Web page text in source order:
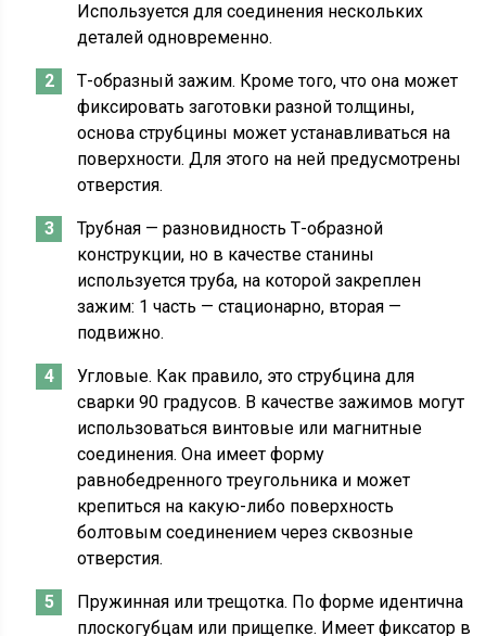
Используется для соединения нескольких
деталей одновременно.
Т-образный зажим. Кроме того, что она может
фиксировать заготовки разной толщины,
основа струбцины может устанавливаться на
поверхности. Для этого на ней предусмотрены
отверстия.
Трубная — разновидность Т-образной
конструкции, но в качестве станины
используется труба, на которой закреплен
зажим: 1 часть — стационарно, вторая —
подвижно.
Угловые. Как правило, это струбцина для
сварки 90 градусов. В качестве зажимов могут
использоваться винтовые или магнитные
соединения. Она имеет форму
равнобедренного треугольника и может
крепиться на какую-либо поверхность
болтовым соединением через сквозные
отверстия.
Пружинная или трещотка. По форме идентична
плоскогубцам или прищепке. Имеет фиксатор в